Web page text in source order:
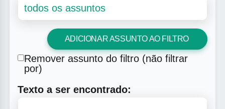
ADICIONAR ASSUNTO AO FILTRO
Remover assunto do filtro (não filtrar
por)
Texto a ser encontrado: